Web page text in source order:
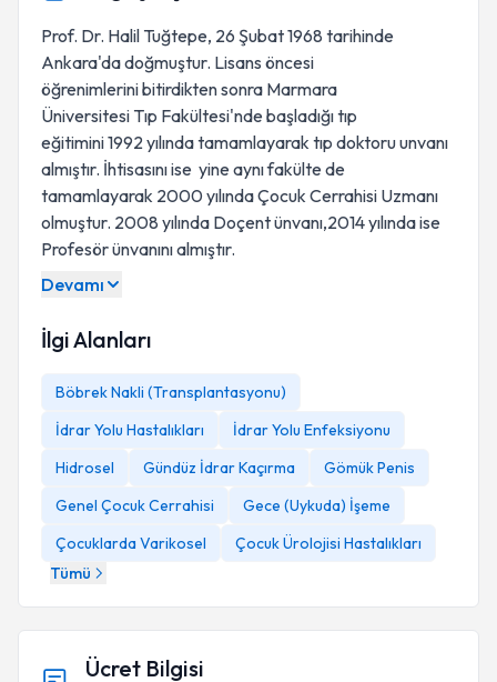
Prof. Dr. Halil Tuğtepe, 26 Şubat 1968 tarihinde
Ankara'da doğmuştur. Lisans öncesi
öğrenimlerini bitirdikten sonra Marmara
Üniversitesi Tıp Fakültesi'nde başladığı tıp
eğitimini 1992 yılında tamamlayarak tıp doktoru unvanı
almıştır. İhtisasını ise yine aynı fakülte de
tamamlayarak 2000 yılında Çocuk Cerrahisi Uzmanı
olmuştur. 2008 yılında Doçent ünvanı,2014 yılında ise
Profesör ünvanını almıştır.
Devamı
İlgi Alanları
Böbrek Nakli (Transplantasyonu)
İdrar Yolu Hastalıkları
İdrar Yolu Enfeksiyonu
Hidrosel
Gündüz İdrar Kaçırma
Gömük Penis
Genel Çocuk Cerrahisi
Gece (Uykuda) İşeme
Çocuklarda Varikosel
Çocuk Ürolojisi Hastalıkları
Tümü
Ücret Bilgisi